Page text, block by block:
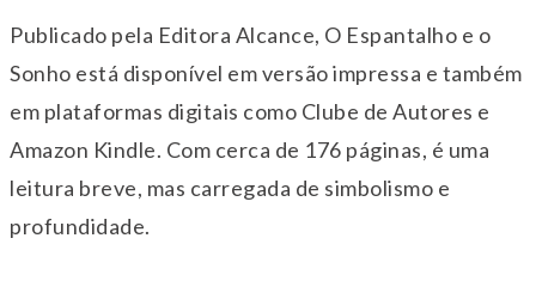
Publicado pela Editora Alcance, O Espantalho e o
Sonho está disponível em versão impressa e também
em plataformas digitais como Clube de Autores e
Amazon Kindle. Com cerca de 176 páginas, é uma
leitura breve, mas carregada de simbolismo e
profundidade.